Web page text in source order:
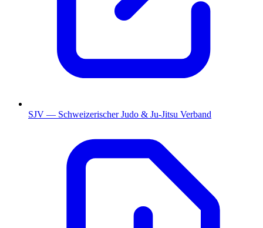
SJV — Schweizerischer Judo & Ju-Jitsu Verband